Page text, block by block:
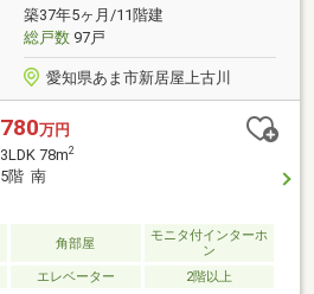
築37年5ヶ月/11階建
総戸数97戸
愛知県あま市新居屋上古川
780万円
3LDK 78m2
5階 南
角部屋
モニタ付インターホ
ン
エレベーター 2階以上